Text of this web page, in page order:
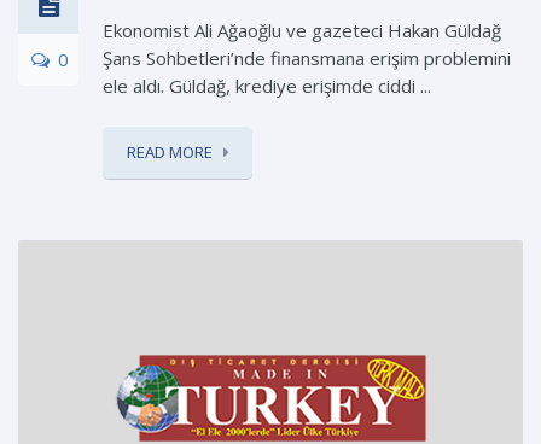
0
Ekonomist Ali Ağaoğlu ve gazeteci Hakan Güldağ
Şans Sohbetleri’nde finansmana erişim problemini
ele aldı. Güldağ, krediye erişimde ciddi ...
READ MORE